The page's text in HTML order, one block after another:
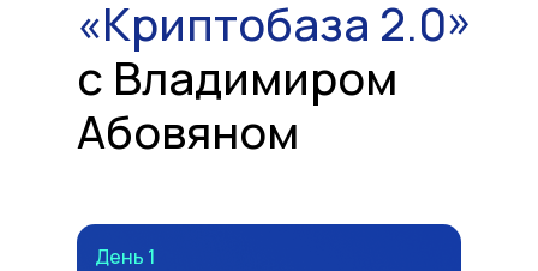
«Криптобаза 2.0»
с Владимиром
Абовяном
День 1